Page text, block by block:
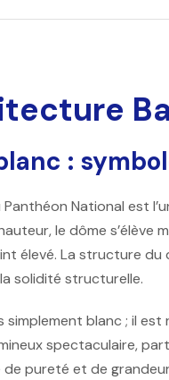
:
Panthéon National est
le dôme s’élève
élevé. La structure
solidité structurelle.
simplement blanc ; il
spectaculaire,
de pureté et de